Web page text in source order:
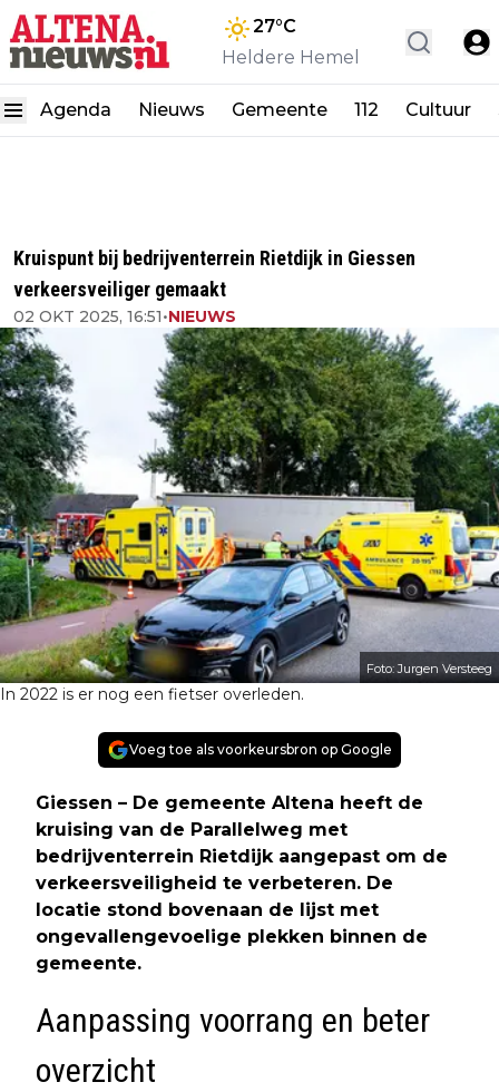
27°C
Heldere Hemel
Agenda Nieuws Gemeente 112 Cultuur
Kruispunt bij bedrijventerrein Rietdijk in Giessen
verkeersveiliger gemaakt
02 OKT 2025, 16:51•NIEUWS
Foto: Jurgen Versteeg
In 2022 is er nog een fietser overleden.
Voeg toe als voorkeursbron op Google
Giessen – De gemeente Altena heeft de
kruising van de Parallelweg met
bedrijventerrein Rietdijk aangepast om de
verkeersveiligheid te verbeteren. De
locatie stond bovenaan de lijst met
ongevallengevoelige plekken binnen de
gemeente.
Aanpassing voorrang en beter
overzicht